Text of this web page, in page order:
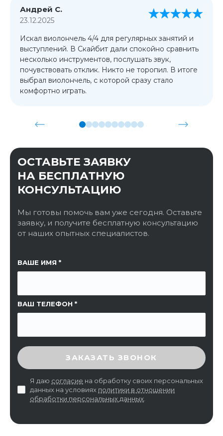
Андрей С.
23.12.2025
Искал виолончель 4/4 для регулярных занятий и
выступлений. В Скайбит дали спокойно сравнить
несколько инструментов, послушать звук,
почувствовать отклик. Никто не торопил. В итоге
выбрал виолончель, с которой сразу стало
комфортно играть.
ОСТАВЬТЕ ЗАЯВКУ
НА БЕСПЛАТНУЮ
КОНСУЛЬТАЦИЮ
Мы готовы помочь вам уже сегодня. Оставьте
заявку, и получите бесплатную консультацию
от наших опытных специалистов.
ВАШЕ ИМЯ
ВАШ ТЕЛЕФОН
ССЫЛКА НА СТРАНИЦУ
ВВЕДИТЕ ПРОВЕРОЧНЫЙ КОД
ЗАКАЗАТЬ ЗВОНОК
Я даю согласие на обработку своих персональных
данных на условиях политики в отношении
обработки персональных данных